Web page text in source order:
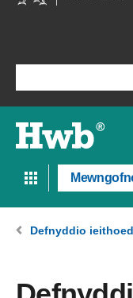
prif
Defnyddio